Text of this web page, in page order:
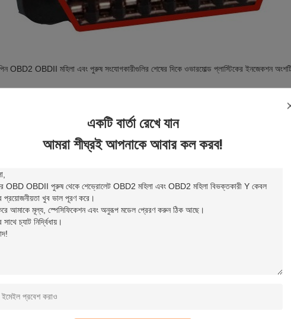
একটি বার্তা রেখে যান
আমরা শীঘ্রই আপনাকে আবার কল করব!
OBD2 OBDII মহিলা এবং পুরুষ সংযোগকারীগুলির শেষের দিকে ওভারমোল্ড প্লাস্টিকের ইনজেকশন
বা পিন আউট